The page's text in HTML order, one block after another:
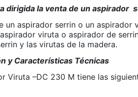
dirigida la venta de un aspirador
un aspirador serrin o un
viruta o aspirador de
y las virutas de la madera.
y Características Técnicas
Viruta –DC 230 M tiene las